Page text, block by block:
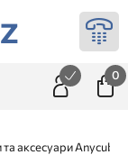
0
аксесуари Anycubic